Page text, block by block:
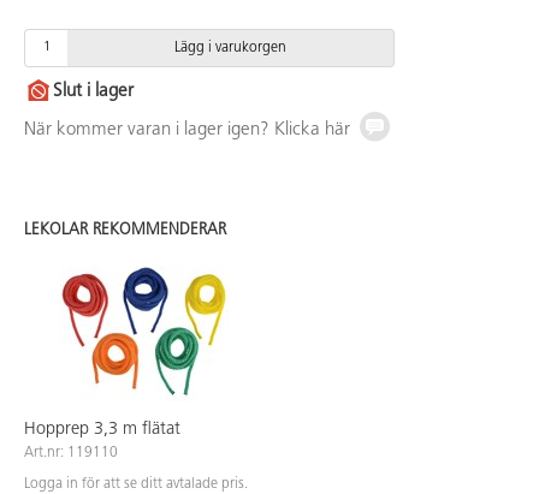
Lägg i varukorgen
Slut i lager
När kommer varan i lager igen? Klicka här
LEKOLAR REKOMMENDERAR
Hopprep 3,3 m flätat
Art.nr: 119110
Logga in för att se ditt avtalade pris.